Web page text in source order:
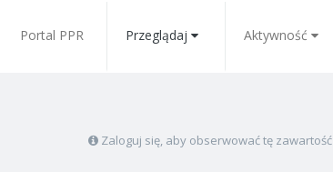
Portal PPR Przeglądaj Aktywność
Zaloguj się, aby obserwować tę zawartość